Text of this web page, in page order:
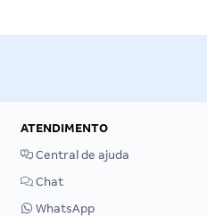
ATENDIMENTO
Central de ajuda
Chat
WhatsApp